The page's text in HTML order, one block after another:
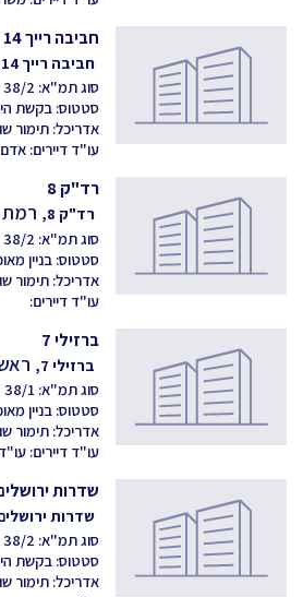
חביבה רייך 14
חביבה רייך 14,
סוג תמ"א: 38/2
סטטוס: בקשת
אדריכל: תימור
עו"ד דיירים:
רד"ק 8
רד"ק 8, רמת
סוג תמ"א: 38/2
סטטוס: בניין
אדריכל: תימור
עו"ד דיירים:
ברזילי 7
ברזילי 7,
סוג תמ"א: 38/1
סטטוס: בניין
אדריכל: תימור
עו"ד דיירים:
שדרות ירושלים
שדרות ירושלים
סוג תמ"א: 38/2
סטטוס: בקשת
אדריכל: תימור